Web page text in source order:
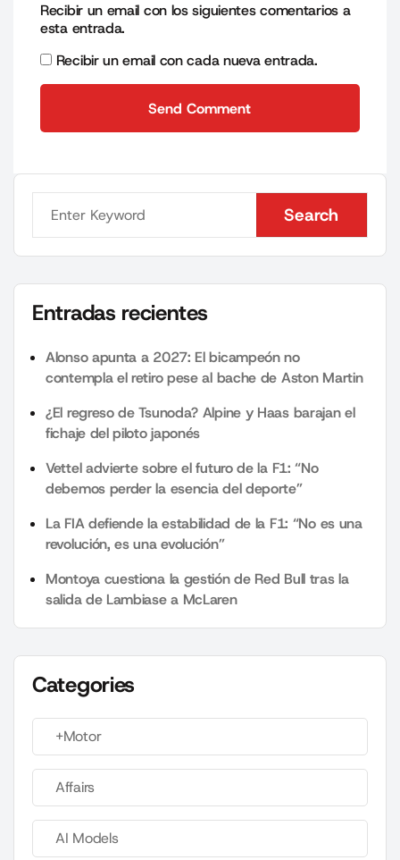
Recibir un email con los siguientes comentarios a
esta entrada.
Recibir un email con cada nueva entrada.
Send Comment
Search
Search
Entradas recientes
Alonso apunta a 2027: El bicampeón no
contempla el retiro pese al bache de Aston Martin
¿El regreso de Tsunoda? Alpine y Haas barajan el
fichaje del piloto japonés
Vettel advierte sobre el futuro de la F1: “No
debemos perder la esencia del deporte”
La FIA defiende la estabilidad de la F1: “No es una
revolución, es una evolución”
Montoya cuestiona la gestión de Red Bull tras la
salida de Lambiase a McLaren
Categories
+Motor
Affairs
AI Models